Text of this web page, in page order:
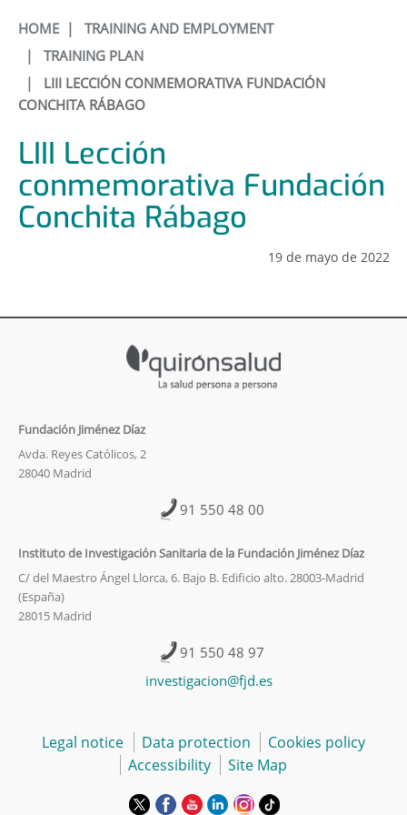
HOME| TRAINING AND EMPLOYMENT
| TRAINING PLAN
| LIII LECCIÓN CONMEMORATIVA FUNDACIÓN
CONCHITA RÁBAGO
LIII Lección
conmemorativa Fundación
Conchita Rábago
19 de mayo de 2022
Fundación Jiménez Díaz
Avda. Reyes Católicos, 2
28040 Madrid
91 550 48 00
Instituto de Investigación Sanitaria de la Fundación Jiménez Díaz
C/ del Maestro Ángel Llorca, 6. Bajo B. Edificio alto. 28003-Madrid
(España)
28015 Madrid
91 550 48 97
investigacion@fjd.es
Legal notice Data protection
Cookies policy
Accessibility
Site Map
This This This This This Link